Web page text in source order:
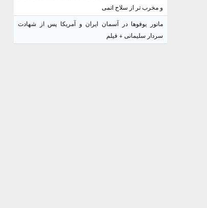
و مخرب تر از سلاح اتمی
مانور یوفوها در آسمان ایران و آمریکا پس از شهادت
سردار سلیمانی + فیلم